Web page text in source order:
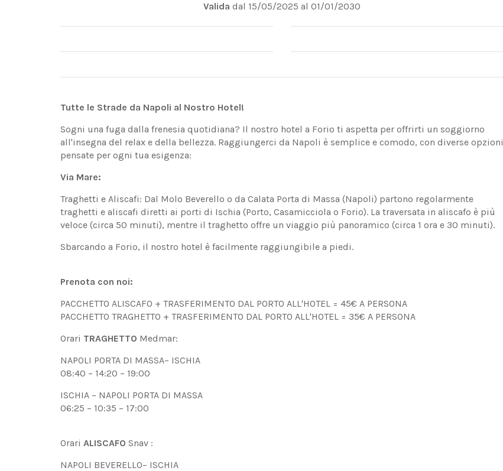
Valida dal 15/05/2025 al 01/01/2030
Tutte le Strade da Napoli al Nostro Hotel!
Sogni una fuga dalla frenesia quotidiana? Il nostro hotel a Forio ti aspetta per offrirti un soggiorno
all'insegna del relax e della bellezza. Raggiungerci da Napoli è semplice e comodo, con diverse opzioni
pensate per ogni tua esigenza:
Via Mare:
Traghetti e Aliscafi: Dal Molo Beverello o da Calata Porta di Massa (Napoli) partono regolarmente
traghetti e aliscafi diretti ai porti di Ischia (Porto, Casamicciola o Forio). La traversata in aliscafo è più
veloce (circa 50 minuti), mentre il traghetto offre un viaggio più panoramico (circa 1 ora e 30 minuti).
Sbarcando a Forio, il nostro hotel è facilmente raggiungibile a piedi.
Prenota con noi:
PACCHETTO ALISCAFO + TRASFERIMENTO DAL PORTO ALL'HOTEL = 45€ A PERSONA
PACCHETTO TRAGHETTO + TRASFERIMENTO DAL PORTO ALL'HOTEL = 35€ A PERSONA
Orari TRAGHETTO Medmar:
NAPOLI PORTA DI MASSA– ISCHIA
08:40 – 14:20 – 19:00
ISCHIA – NAPOLI PORTA DI MASSA
06:25 – 10:35 – 17:00
Orari ALISCAFO Snav :
NAPOLI BEVERELLO– ISCHIA